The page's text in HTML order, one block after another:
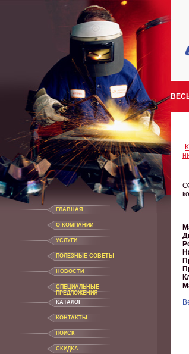
ГЛАВНАЯ
О КОМПАНИИ
УСЛУГИ
ПОЛЕЗНЫЕ СОВЕТЫ
НОВОСТИ
CПЕЦИАЛЬНЫЕ
ПРЕДЛОЖЕНИЯ
КАТАЛОГ
КОНТАКТЫ
ПОИСК
СКИДКА